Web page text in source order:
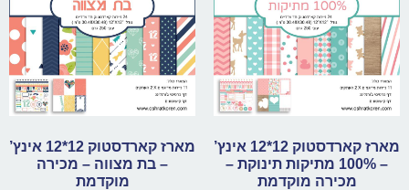
מארז קארדסטוק 12*12 אינץ’
– 100% מתיקות תינוקת –
מכירה מוקדמת
מארז קארדסטוק 12*12 אינץ’
– בת מצווה – מכירה
מוקדמת